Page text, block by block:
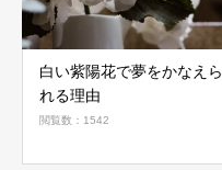
白い紫陽花で夢をかなえら
れる理由
閲覧数：1542